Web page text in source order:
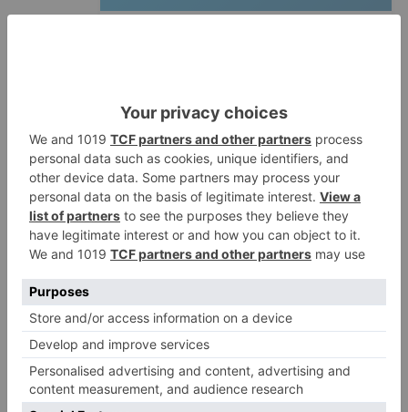
2
Villatoro da el primer paso para
dejar atrás su aislamiento con el
inicio de la senda peatonal y
ciclista
3
Un hombre de 80 años resulta
herido en Burgos tras la colisión
entre un turismo y un camión
4
La provincia de Burgos celebra
el día de su patrón